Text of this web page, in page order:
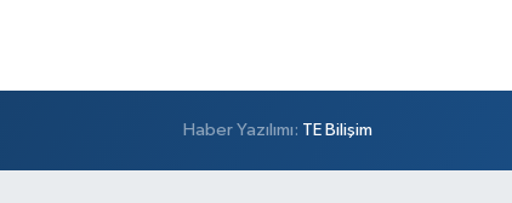
Haber Yazılımı: TE Bilişim